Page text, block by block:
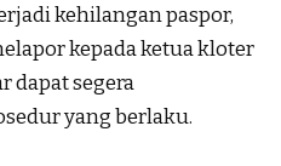
kehilangan paspor,
kepada ketua kloter
dapat segera
yang berlaku.